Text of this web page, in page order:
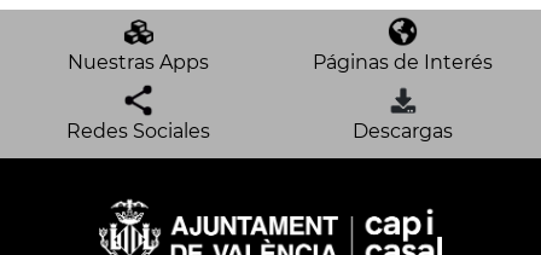
Nuestras Apps Páginas de Interés
Redes Sociales Descargas